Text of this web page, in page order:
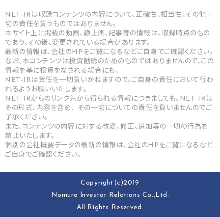
NET-IRは収録コンテンツの内容について、正確性、相当性、その他一
切の責任を負うものではありません。
本サイト上に掲載の動画、静止画、記事等の情報は、収録時点のもの
であり、その後、変更されている場合があります。
最新の情報は、会社のHPをご覧になるなどご自身でご確認ください。
なお、本コンテンツは投資勧誘のためのものではありませんので、この
情報を基に投資をなされる場合にも、
NET-IRは責任を一切負いかねますので、ご自身の責任において行わ
れるようお願いいたします。
NET-IRからのリンク先から得られる情報につきましても、NET-IRは
その形式、内容を含め、 その一切についての責任を負いませんのでご
了承ください。
また、コンテンツの内容に対する改変、修正、追加等の一切の行為を
禁止いたします。
個別の会社概要データの最新の情報は、会社のHPをご覧になるなど
ご自身でご確認ください。
Copyright(c)2019
Nomura lnvestor Relations Co.,Ltd.
All Rights Reserved.